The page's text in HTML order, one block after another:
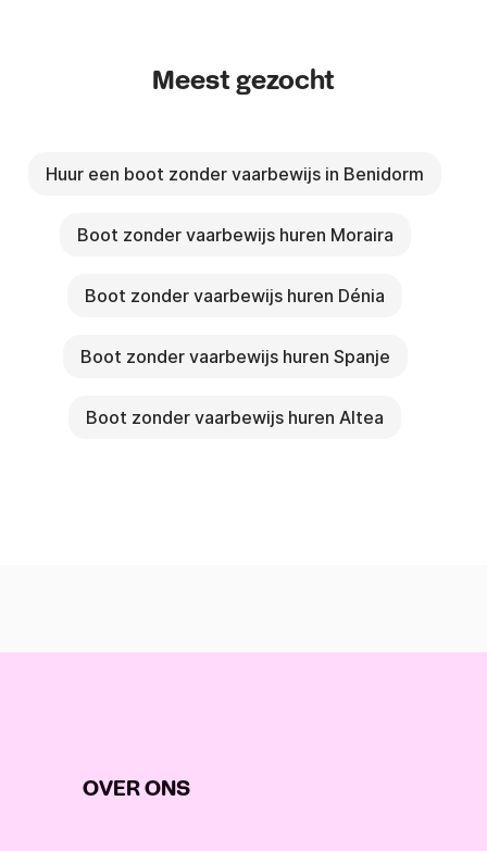
Meest gezocht
Huur een boot zonder vaarbewijs in Benidorm
Boot zonder vaarbewijs huren Moraira
Boot zonder vaarbewijs huren Dénia
Boot zonder vaarbewijs huren Spanje
Boot zonder vaarbewijs huren Altea
OVER ONS